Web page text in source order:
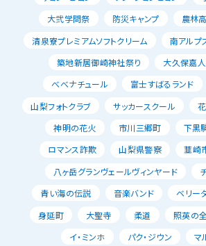
大弐学問祭
防災キャンプ 農林
清泉寮プレミアムソフトクリーム
南アルプ
築地新居御崎神社祭り
大久保嘉
べべナチュール
富士すばるランド
山梨フォトクラブ
サッカースクール
神明の花火
市川三郷町 下黒
ロマンス詐欺
山梨県警察
韮崎
八ヶ岳グランヴェールヴィンヤード
青い海の伝説
音楽バンド ベリー
身延町
大聖寺 柔道
照英の
イ・ミンホ
パク・ジウン
マ